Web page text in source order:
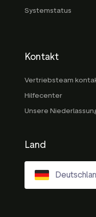
Systemstatus
Kontakt
Vertriebsteam
Hilfecenter
Unsere
Land